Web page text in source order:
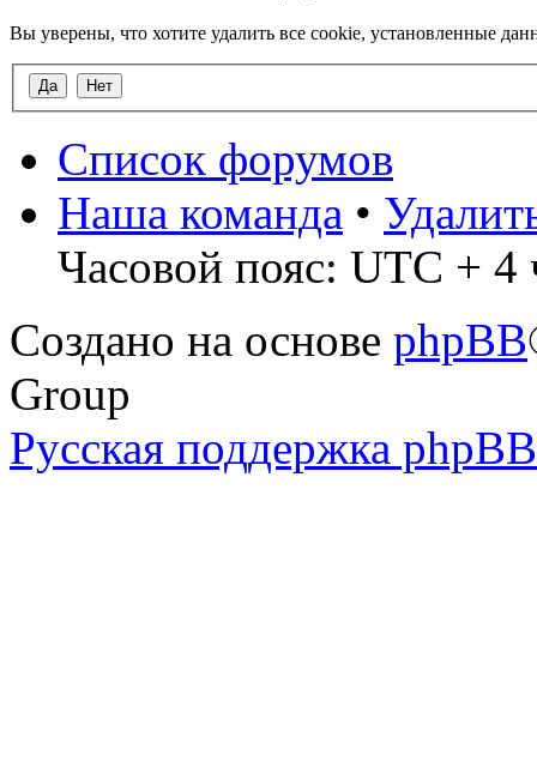
Вы уверены, что хотите удалить все cookie, установленные
Список форумов
Наша команда •
Часовой пояс: UTC + 4
Создано на основе phpBB
Group
Русская поддержка phpBB